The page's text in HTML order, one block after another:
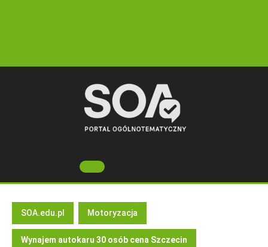
Open
Button
SOA.edu.pl Motoryzacja
Wynajem autokaru 30 osób cena Szczecin